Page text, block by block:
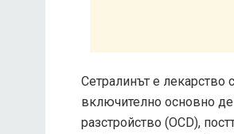
Сетралинът е лекарство
включително основно
разстройство (OCD),